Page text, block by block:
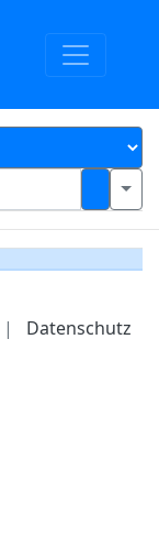
| Datenschutz